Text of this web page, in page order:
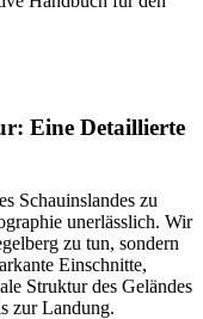
Eine Detaillierte
Schauinslandes zu
unerlässlich. Wir
zu tun, sondern
Einschnitte,
Struktur des Geländes
zur Landung.